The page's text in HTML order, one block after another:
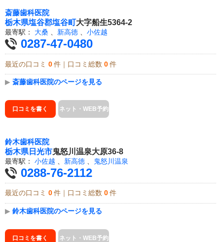
斎藤歯科医院
栃木県塩谷郡塩谷町大字船生5364-2
最寄駅： 大桑 、 新高徳 、 小佐越
0287-47-0480
最近の口コミ 0 件｜口コミ総数 0 件
▶ 斎藤歯科医院のページを見る
口コミを書く ネット・WEB予約
鈴木歯科医院
栃木県 日光市鬼怒川温泉大原36-8
最寄駅： 小佐越 新高徳 鬼怒川温泉
0288-76-2112
最近の口コミ 0 件｜口コミ総数 0 件
▶ 鈴木歯科医院のページを見る
口コミを書く ネット・WEB予約